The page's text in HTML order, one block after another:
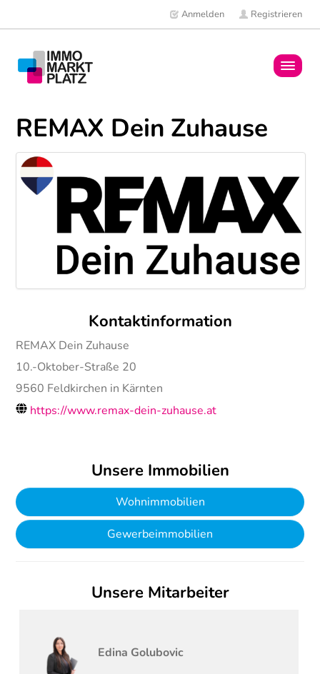
Anmelden Registrieren
Mitglieder
News
REMAX Dein Zuhause
Kontaktinformation
REMAX Dein Zuhause
10.-Oktober-Straße 20
9560 Feldkirchen in Kärnten
https://www.remax-dein-zuhause.at
Unsere Immobilien
Wohnimmobilien
Gewerbeimmobilien
Unsere Mitarbeiter
Edina Golubovic